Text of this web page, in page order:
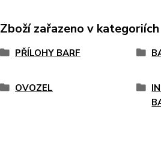
Zboží zařazeno v kategoriích
PŘÍLOHY BARF
OVOZEL